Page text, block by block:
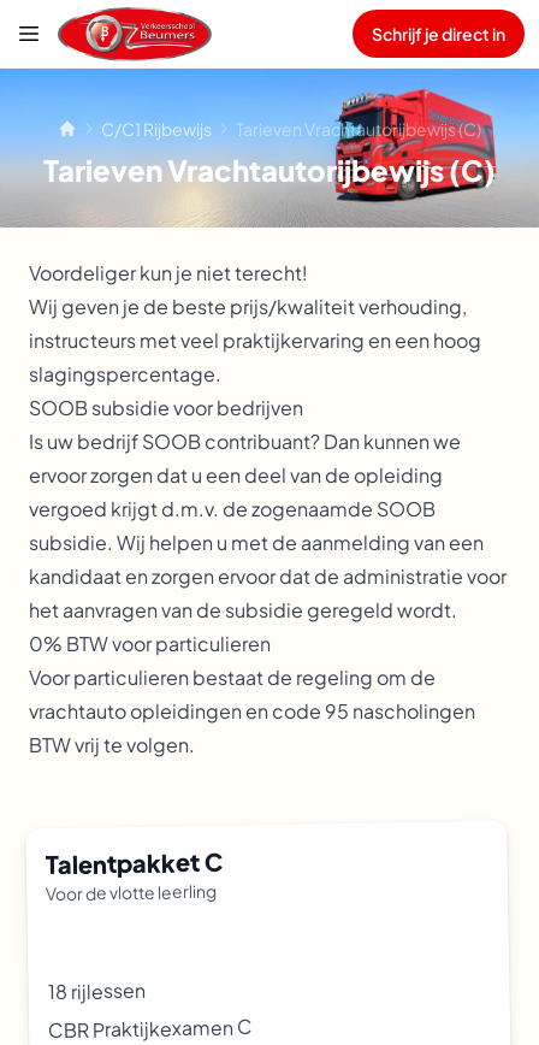
Schrijf je direct in
C/C1 Rijbewijs Tarieven Vrachtautorijbewijs (C)
Tarieven Vrachtautorijbewijs (C)
Voordeliger kun je niet terecht!
Wij geven je de beste prijs/kwaliteit verhouding,
instructeurs met veel praktijkervaring en een hoog
slagingspercentage.
SOOB subsidie voor bedrijven
Is uw bedrijf SOOB contribuant? Dan kunnen we
ervoor zorgen dat u een deel van de opleiding
vergoed krijgt d.m.v. de zogenaamde SOOB
subsidie. Wij helpen u met de aanmelding van een
kandidaat en zorgen ervoor dat de administratie voor
het aanvragen van de subsidie geregeld wordt.
0% BTW voor particulieren
Voor particulieren bestaat de regeling om de
vrachtauto opleidingen en code 95 nascholingen
BTW vrij te volgen.
Talentpakket C
Voor de vlotte leerling
18 rijlessen
CBR Praktijkexamen C